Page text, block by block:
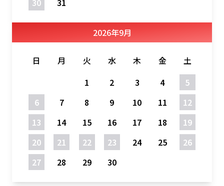
30
31
2026年9月
日 月 火 水 木 金
土
1
2 3 4
5
6
7 8 9 10 11
12
13
14 15 16 17 18
19
20
21 22 23 24 25
26
27
28 29 30